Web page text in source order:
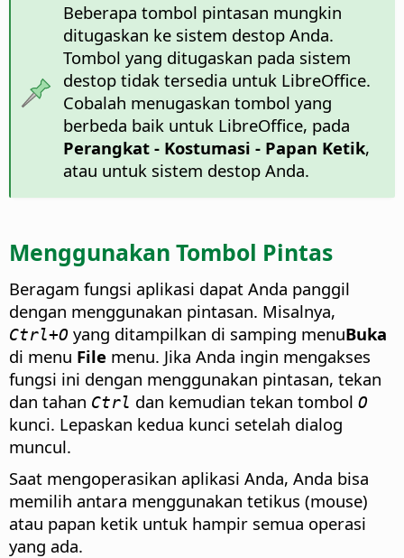
Beberapa tombol pintasan mungkin
ditugaskan ke sistem destop Anda.
Tombol yang ditugaskan pada sistem
destop tidak tersedia untuk LibreOffice.
Cobalah menugaskan tombol yang
berbeda baik untuk LibreOffice, pada
Perangkat - Kostumasi - Papan Ketik,
atau untuk sistem destop Anda.
Menggunakan Tombol Pintas
Beragam fungsi aplikasi dapat Anda panggil
dengan menggunakan pintasan. Misalnya,
Ctrl+O yang ditampilkan di samping menuBuka
di menu File menu. Jika Anda ingin mengakses
fungsi ini dengan menggunakan pintasan, tekan
dan tahan Ctrl dan kemudian tekan tombol O
kunci. Lepaskan kedua kunci setelah dialog
muncul.
Saat mengoperasikan aplikasi Anda, Anda bisa
memilih antara menggunakan tetikus (mouse)
atau papan ketik untuk hampir semua operasi
yang ada.